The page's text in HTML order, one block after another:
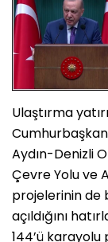
Ulaştırma
Aydın-Denizli
Çevre Yolu ve
projelerinin de
açıldığını
144’ü